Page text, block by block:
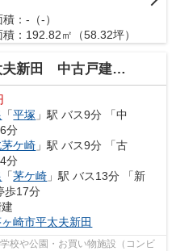
：-（-）
：192.82㎡（58.32坪）
田 中古戸建 31.16坪
「平塚 」駅 バス9分 「中
分
ケ崎 」駅 バス9分 「古
分
「茅ケ崎 」駅 バス13分 「新
歩17分
崎市平太夫新田
校や公園・お買い物施設（コンビ